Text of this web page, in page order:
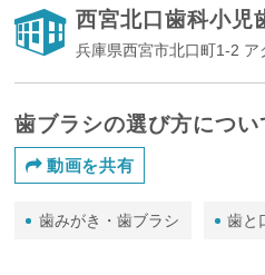
西宮北口歯科小児
兵庫県西宮市北口町1-2 ア
歯ブラシの選び方につい
動画を共有
歯みがき・歯ブラシ 歯と